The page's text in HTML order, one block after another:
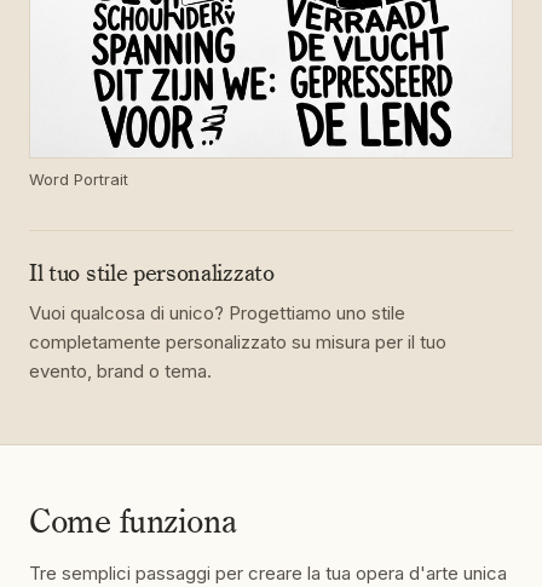
Word Portrait
Il tuo stile personalizzato
Vuoi qualcosa di unico? Progettiamo uno stile
completamente personalizzato su misura per il tuo
evento, brand o tema.
Come funziona
Tre semplici passaggi per creare la tua opera d'arte unica